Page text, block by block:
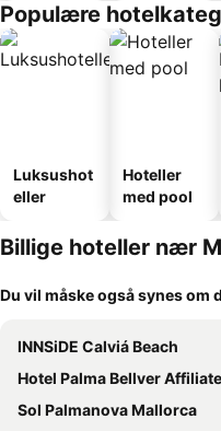
Populære
Luksushot
eller
Hoteller
med pool
Billige hoteller nær
Du vil måske også synes om
INNSiDE Calviá Beach
Hotel Palma Bellver Affiliated by Meliá
Sol Palmanova Mallorca